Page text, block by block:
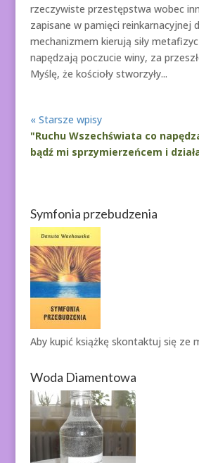
rzeczywiste przestępstwa wobec
zapisane w pamięci reinkarnacyjnej
mechanizmem kierują siły
napędzają poczucie winy, za
Myślę, że kościoły stworzyły...
« Starsze wpisy
"Ruchu Wszechświata co
bądź mi sprzymierzeńcem i
Symfonia przebudzenia
Aby kupić książkę skontaktuj się ze
Woda Diamentowa